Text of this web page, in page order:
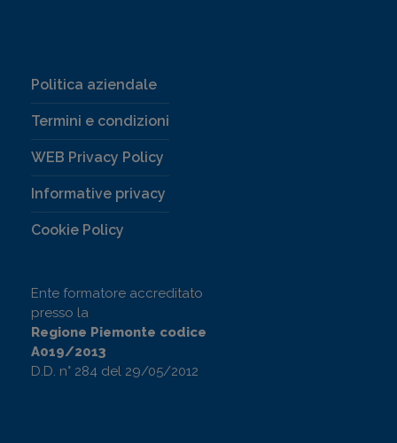
Politica aziendale
Termini e condizioni
WEB Privacy Policy
Informative privacy
Cookie Policy
Ente formatore accreditato
presso la
Regione Piemonte codice
A019/2013
D.D. n° 284 del 29/05/2012